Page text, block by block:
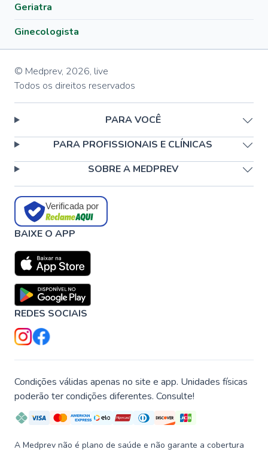
Geriatra
Ginecologista
© Medprev, 2026, live
Todos os direitos reservados
PARA VOCÊ
PARA PROFISSIONAIS E CLÍNICAS
SOBRE A MEDPREV
Verificada por
BAIXE O APP
REDES SOCIAIS
Condições válidas apenas no site e app. Unidades físicas
poderão ter condições diferentes. Consulte!
A Medprev não é plano de saúde e não garante a cobertura